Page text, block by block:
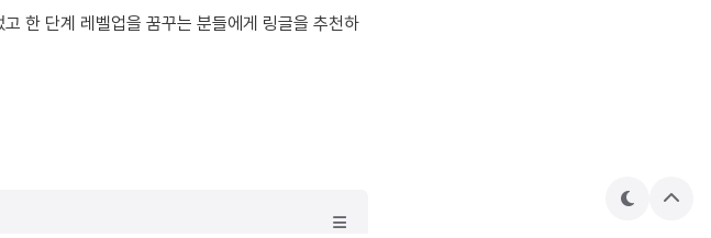
한 단계 레벨업을 꿈꾸는 분들에게 링글을 추천하
테
상